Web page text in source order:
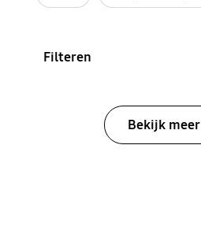
Filteren
Bekijk meer